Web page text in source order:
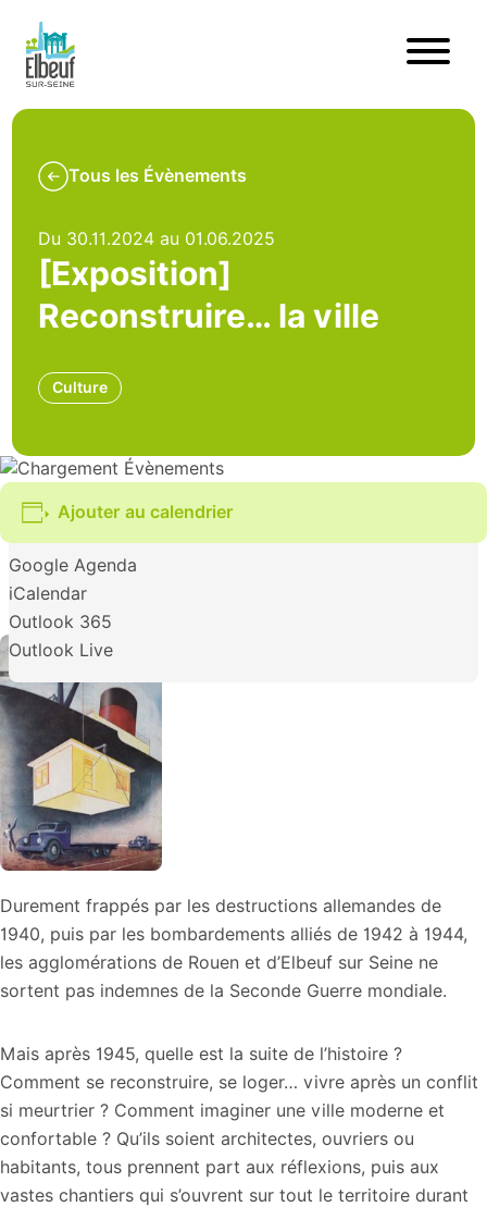
Tous les Évènements
Du 30.11.2024 au 01.06.2025
[Exposition]
Reconstruire… la ville
Culture
Ajouter au calendrier
Google Agenda
iCalendar
Outlook 365
Outlook Live
Durement frappés par les destructions allemandes de
1940, puis par les bombardements alliés de 1942 à 1944,
les agglomérations de Rouen et d’Elbeuf sur Seine ne
sortent pas indemnes de la Seconde Guerre mondiale.
Mais après 1945, quelle est la suite de l’histoire ?
Comment se reconstruire, se loger… vivre après un conflit
si meurtrier ? Comment imaginer une ville moderne et
confortable ? Qu’ils soient architectes, ouvriers ou
habitants, tous prennent part aux réflexions, puis aux
vastes chantiers qui s’ouvrent sur tout le territoire durant